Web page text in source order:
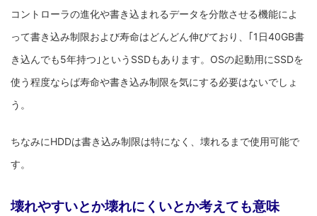
コントローラの進化や書き込まれるデータを分散させる機能によ
って書き込み制限および寿命はどんどん伸びており、｢1日40GB書
き込んでも5年持つ｣というSSDもあります。OSの起動用にSSDを
使う程度ならば寿命や書き込み制限を気にする必要はないでしょ
う。
ちなみにHDDは書き込み制限は特になく、壊れるまで使用可能で
す。
壊れやすいとか壊れにくいとか考えても意味